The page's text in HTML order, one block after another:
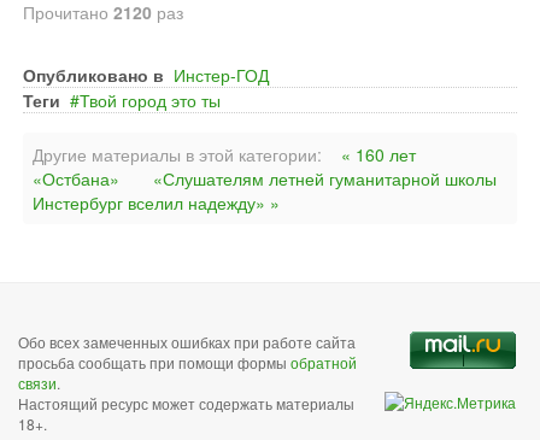
Прочитано 2120 раз
Опубликовано в Инстер-ГОД
Теги
Твой город это ты
Другие материалы в этой категории:
« 160 лет
«Остбана»
«Слушателям летней гуманитарной школы
Инстербург вселил надежду» »
Обо всех замеченных ошибках при работе сайта
просьба сообщать при помощи формы обратной
связи.
Настоящий ресурс может содержать материалы
18+.